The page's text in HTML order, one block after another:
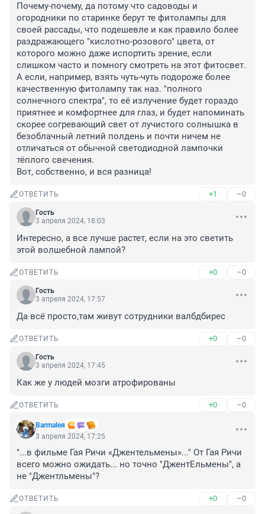
Почему-почему, да потому что садоводы и
огородники по старинке берут те фитолампы для
своей рассады, что подешевле и как правило более
раздражающего "кислотно-розового" цвета, от
которого можно даже испортить зрение, если
слишком часто и помногу смотреть на этот фитосвет.
А если, например, взять чуть-чуть подороже более
качественную фитолампу так наз. "полного
солнечного спектра", то её излучение будет гораздо
приятнее и комфортнее для глаз, и будет напоминать
скорее согревающий свет от лучистого солнышка в
безоблачный летний полдень и почти ничем не
отличаться от обычной светодиодной лампочки
тёплого свечения.
Вот, собственно, и вся разница!
ОТВЕТИТЬ +1 –0
Гость
3 апреля 2024, 18:03
Интересно, а все лучше растет, если на это светить
этой волшебной лампой?
ОТВЕТИТЬ +0 –0
Гость
3 апреля 2024, 17:57
Да всё просто,там живут сотрудники валбдбирес
ОТВЕТИТЬ +0 –0
Гость
3 апреля 2024, 17:45
Как же у людей мозги атрофированы
ОТВЕТИТЬ +0 –0
Barmaleя
3 апреля 2024, 17:25
"...в фильме Гая Ричи «Джентельмены»..." От Гая Ричи
всего можно ожидать... но точно "ДжентЕльмены", а
не "Джентльмены"?
ОТВЕТИТЬ +0 –0